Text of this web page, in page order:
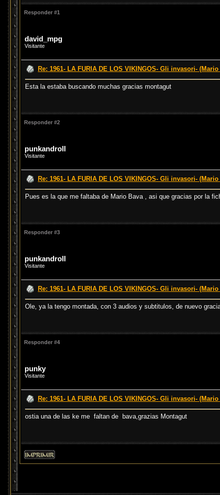
Responder #1
david_mpg
Visitante
Re: 1961- LA FURIA DE LOS VIKINGOS- Gli invasori- (Mario
Esta la estaba buscando muchas gracias montagut
Responder #2
punkandroll
Visitante
Re: 1961- LA FURIA DE LOS VIKINGOS- Gli invasori- (Mario
Pues es la que me faltaba de Mario Bava , asi que gracias por la
Responder #3
punkandroll
Visitante
Re: 1961- LA FURIA DE LOS VIKINGOS- Gli invasori- (Mario
Ole, ya la tengo montada, con 3 audios y subtitulos, de nuevo
Responder #4
punky
Visitante
Re: 1961- LA FURIA DE LOS VIKINGOS- Gli invasori- (Mario
ostia una de las ke me faltan de bava,grazias Montagut